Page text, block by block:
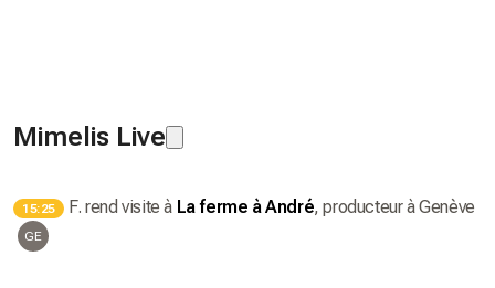
Mimelis Live
15:25 F. rend visite à La ferme à André, producteurà Genève
GE